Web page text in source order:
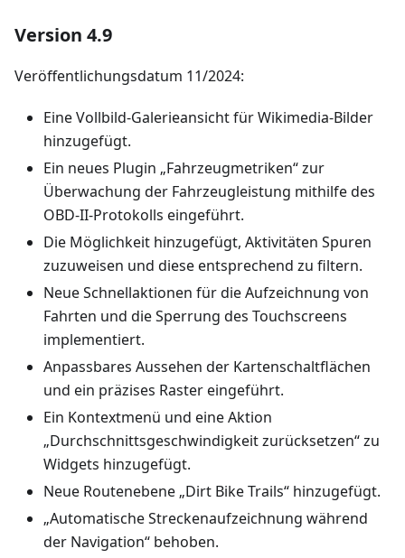
Version 4.9
Veröffentlichungsdatum 11/2024:
Eine Vollbild-Galerieansicht für Wikimedia-Bilder
hinzugefügt.
Ein neues Plugin „Fahrzeugmetriken“ zur
Überwachung der Fahrzeugleistung mithilfe des
OBD-II-Protokolls eingeführt.
Die Möglichkeit hinzugefügt, Aktivitäten Spuren
zuzuweisen und diese entsprechend zu filtern.
Neue Schnellaktionen für die Aufzeichnung von
Fahrten und die Sperrung des Touchscreens
implementiert.
Anpassbares Aussehen der Kartenschaltflächen
und ein präzises Raster eingeführt.
Ein Kontextmenü und eine Aktion
„Durchschnittsgeschwindigkeit zurücksetzen“ zu
Widgets hinzugefügt.
Neue Routenebene „Dirt Bike Trails“ hinzugefügt.
„Automatische Streckenaufzeichnung während
der Navigation“ behoben.